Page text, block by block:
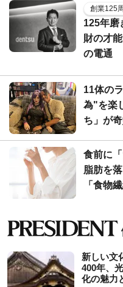
創業125
125年磨
財の才
の電通
11体の
為"を楽
ち」が
食前に
脂肪を
「食物
新しい文
400年、
化の魅力